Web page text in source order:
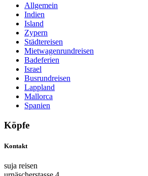
Allgemein
Indien
Island
Zypern
Städtereisen
Mietwagenrundreisen
Badeferien
Israel
Busrundreisen
Lappland
Mallorca
Spanien
Köpfe
Kontakt
suja reisen